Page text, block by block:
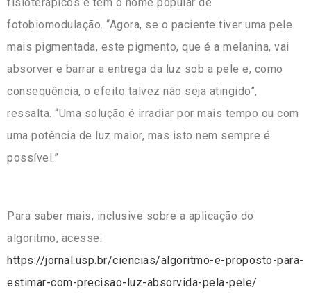
fotobiomodulação. “Agora, se o paciente tiver uma pele
mais pigmentada, este pigmento, que é a melanina, vai
absorver e barrar a entrega da luz sob a pele e, como
consequência, o efeito talvez não seja atingido”,
ressalta. “Uma solução é irradiar por mais tempo ou com
uma potência de luz maior, mas isto nem sempre é
possível.”
Para saber mais, inclusive sobre a aplicação do
algoritmo, acesse:
https://jornal.usp.br/ciencias/algoritmo-e-proposto-para-
estimar-com-precisao-luz-absorvida-pela-pele/